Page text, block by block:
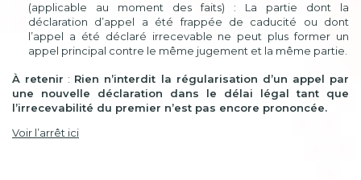
(applicable au moment des faits) : La partie dont la
déclaration d’appel a été frappée de caducité ou dont
l’appel a été déclaré irrecevable ne peut plus former un
appel principal contre le même jugement et la même partie.
À retenir : Rien n’interdit la régularisation d’un appel par
une nouvelle déclaration dans le délai légal tant que
l’irrecevabilité du premier n’est pas encore prononcée.
Voir l’arrêt ici